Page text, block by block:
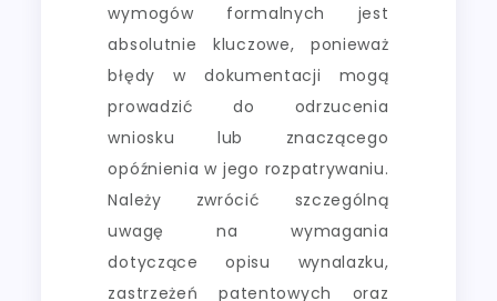
wymogów formalnych jest
absolutnie kluczowe, ponieważ
błędy w dokumentacji mogą
prowadzić do odrzucenia
wniosku lub znaczącego
opóźnienia w jego rozpatrywaniu.
Należy zwrócić szczególną
uwagę na wymagania
dotyczące opisu wynalazku,
zastrzeżeń patentowych oraz